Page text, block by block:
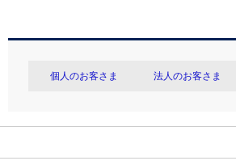
個人のお客さま 法人のお客さま